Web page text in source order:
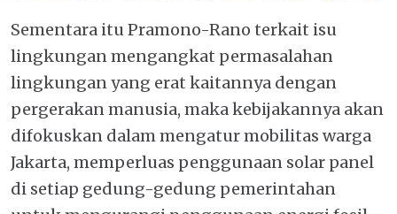
Sementara itu Pramono-Rano terkait isu
lingkungan mengangkat permasalahan
lingkungan yang erat kaitannya dengan
pergerakan manusia, maka kebijakannya akan
difokuskan dalam mengatur mobilitas warga
Jakarta, memperluas penggunaan solar panel
di setiap gedung-gedung pemerintahan